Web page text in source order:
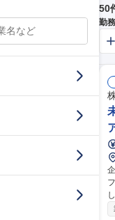
50
勤
企業
ファー